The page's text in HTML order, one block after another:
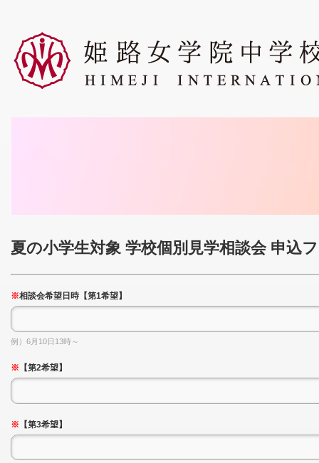
夏の小学生対象 学校個別見学相談会 申込
※相談会希望日時【第1希望】
例）6月10日13時～
※ 【第2希望】
※ 【第3希望】